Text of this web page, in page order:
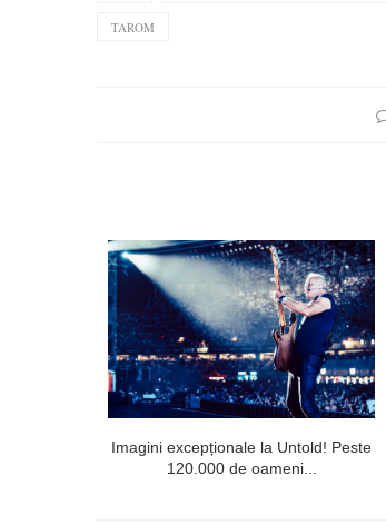
TAROM
Imagini excepționale la Untold! Peste
120.000 de oameni...